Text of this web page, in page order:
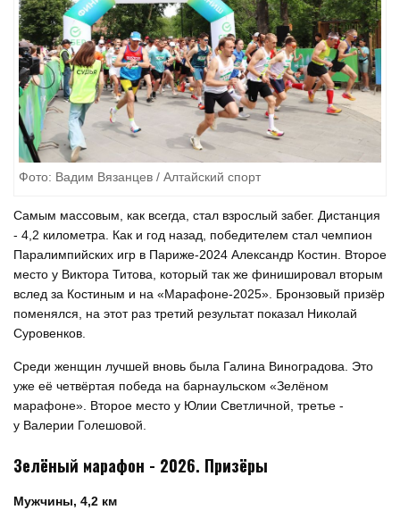
Фото: Вадим Вязанцев / Алтайский спорт
Самым массовым, как всегда, стал взрослый забег. Дистанция
- 4,2 километра. Как и год назад, победителем стал чемпион
Паралимпийских игр в Париже-2024 Александр Костин. Второе
место у Виктора Титова, который так же финишировал вторым
вслед за Костиным и на «Марафоне-2025». Бронзовый призёр
поменялся, на этот раз третий результат показал Николай
Суровенков.
Среди женщин лучшей вновь была Галина Виноградова. Это
уже её четвёртая победа на барнаульском «Зелёном
марафоне». Второе место у Юлии Светличной, третье -
у Валерии Голешовой.
Зелёный марафон - 2026. Призёры
Мужчины, 4,2 км